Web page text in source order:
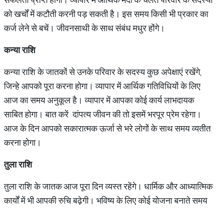
को खर्चों में कटौती करनी पड़ सकती है। इस समय किसी भी प्रकार का
कर्ज लेने से बचें। जीवनसाथी के साथ संबंध मधुर होंगे।
कन्या राशि
कन्या राशि के जातकों से उनके परिवार के सदस्य कुछ अपेक्षाएं रखेंगे,
जिन्हे आपको पूरा करना होगा। व्यापार में आर्थिक गतिविधियों के लिए
आज का समय अनुकूल है। व्यापार में आपका कोई कार्य लाभदायक
साबित होगा। बात करें दांपत्य जीवन की तो इसमें भरपूर प्रेम रहेगा।
आज के दिन आपको सकारात्मक ऊर्जा से भरे लोगों के साथ समय व्यतीत
करना होगा।
तुला राशि
तुला राशि के जातक आज पूरा दिन व्यस्त रहेंगे। धार्मिक और आध्यात्मिक
कार्यों में भी आपकी रुचि बढ़ेगी। भविष्य के लिए कोई योजना बनाते समय